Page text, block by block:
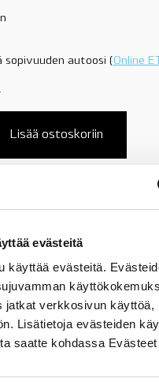
evästeitä
käyttää evästeitä.
jatkat verkkosivun käyttöä,
Lisätietoja evästeiden
saatte kohdassa
autoosi ( Online
Lisää ostoskoriin
automalleihin